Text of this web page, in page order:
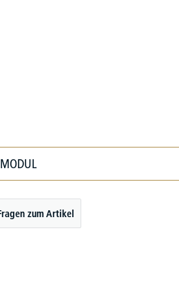
zum Artikel